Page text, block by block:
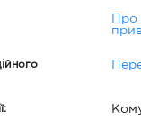
Про